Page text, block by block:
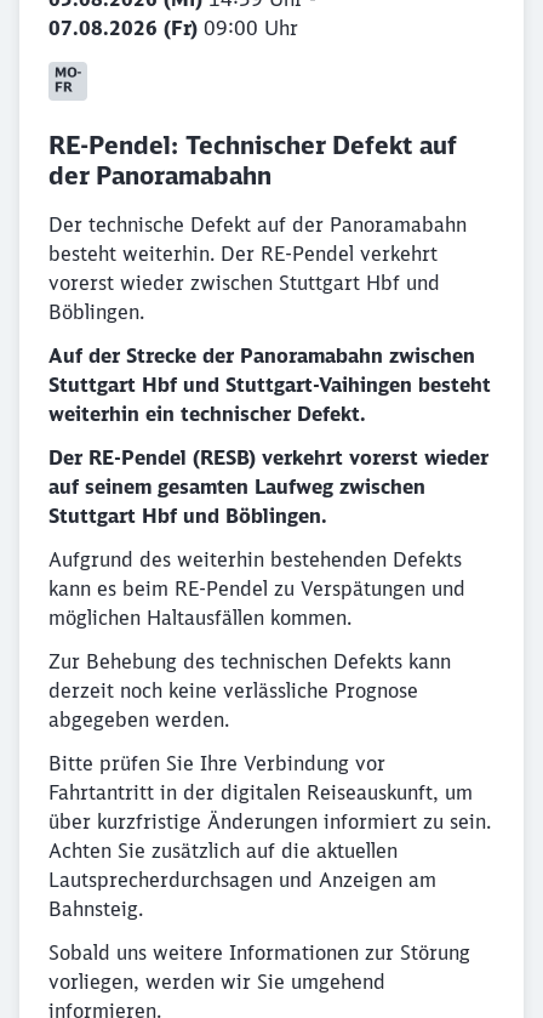
07.08.2026 (Fr) 09:00 Uhr
RE-Pendel: Technischer Defekt auf
der Panoramabahn
Der technische Defekt auf der Panoramabahn
besteht weiterhin. Der RE-Pendel verkehrt
vorerst wieder zwischen Stuttgart Hbf und
Böblingen.
Auf der Strecke der Panoramabahn zwischen
Stuttgart Hbf und Stuttgart-Vaihingen besteht
weiterhin ein technischer Defekt.
Der RE-Pendel (RESB) verkehrt vorerst wieder
auf seinem gesamten Laufweg zwischen
Stuttgart Hbf und Böblingen.
Aufgrund des weiterhin bestehenden Defekts
kann es beim RE-Pendel zu Verspätungen und
möglichen Haltausfällen kommen.
Zur Behebung des technischen Defekts kann
derzeit noch keine verlässliche Prognose
abgegeben werden.
Bitte prüfen Sie Ihre Verbindung vor
Fahrtantritt in der digitalen Reiseauskunft, um
über kurzfristige Änderungen informiert zu sein.
Achten Sie zusätzlich auf die aktuellen
Lautsprecherdurchsagen und Anzeigen am
Bahnsteig.
Sobald uns weitere Informationen zur Störung
vorliegen, werden wir Sie umgehend
informieren.